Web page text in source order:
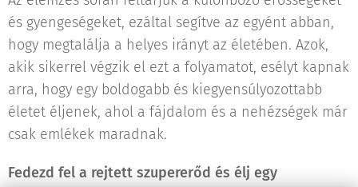
és gyengeségeket, ezáltal segítve az egyént abban,
hogy megtalálja a helyes irányt az életében. Azok,
akik sikerrel végzik el ezt a folyamatot, esélyt kapnak
arra, hogy egy boldogabb és kiegyensúlyozottabb
életet éljenek, ahol a fájdalom és a nehézségek már
csak emlékek maradnak.
Fedezd fel a rejtett szupererőd és élj egy